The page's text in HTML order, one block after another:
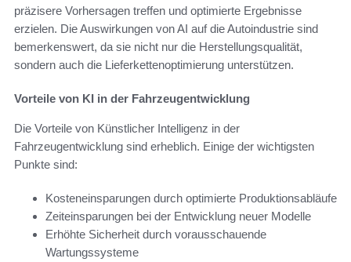
präzisere Vorhersagen treffen und optimierte Ergebnisse
erzielen. Die Auswirkungen von AI auf die Autoindustrie sind
bemerkenswert, da sie nicht nur die Herstellungsqualität,
sondern auch die Lieferkettenoptimierung unterstützen.
Vorteile von KI in der Fahrzeugentwicklung
Die Vorteile von Künstlicher Intelligenz in der
Fahrzeugentwicklung sind erheblich. Einige der wichtigsten
Punkte sind:
Kosteneinsparungen durch optimierte Produktionsabläufe
Zeiteinsparungen bei der Entwicklung neuer Modelle
Erhöhte Sicherheit durch vorausschauende
Wartungssysteme